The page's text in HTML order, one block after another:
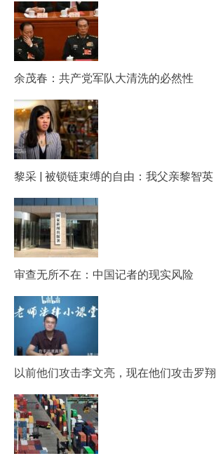
余茂春：共产党军队大清洗的必然性
黎采 | 被锁链束缚的自由：我父亲黎智英
审查无所不在：中国记者的现实风险
以前他们攻击李文亮，现在他们攻击罗翔